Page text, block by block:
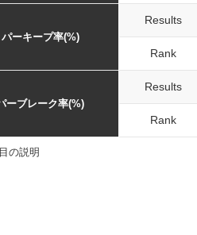
パーキープ率(%)
Results
Rank
ーブレーク率(%)
Results
Rank
の説明